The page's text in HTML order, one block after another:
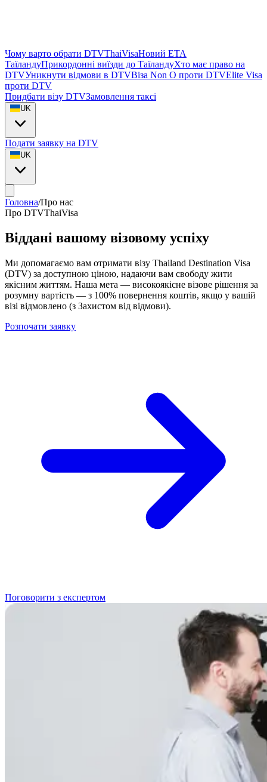
Чому варто обрати DTVThaiVisaНовий ETA
ТаїландуПрикордонні виїзди до ТаїландуХто має право на
DTVУникнути відмови в DTVВіза Non O проти DTVElite Visa
проти DTV
Придбати візу DTVЗамовлення таксі
UK
Подати заявку на DTV
UK
Головна/Про нас
Про DTVThaiVisa
Віддані вашому візовому успіху
Ми допомагаємо вам отримати візу Thailand Destination Visa
(DTV) за доступною ціною, надаючи вам свободу жити
якісним життям. Наша мета — високоякісне візове рішення за
розумну вартість — з 100% повернення коштів, якщо у вашій
візі відмовлено (з Захистом від відмови).
Розпочати заявку
Поговорити з експертом